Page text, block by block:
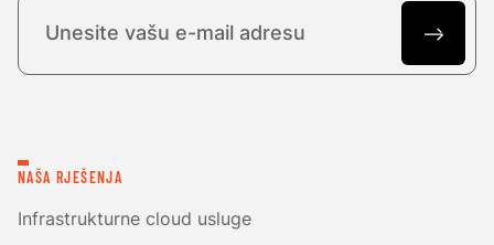
NAŠA RJEŠENJA
Infrastrukturne cloud usluge